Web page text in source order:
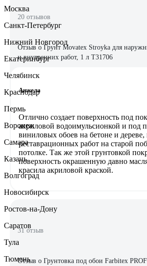
20 отзывов
Отзыв о Грунт Movatex Stroyka для
и внутренних работ, 1 л Т31706
Анжела
Отлично создает поверхность под
акриловой водоимульсионкой и под
виниловых обоев на бетоне и дереве,
реставрационных работ на старой
потолке. Так же этой грунтовкой
поверхность окрашенную давно
красила акриловой краской.
31 отзыв
Отзыв о Грунтовка под обои Farbitex PROF
Москва
Санкт-Петербург
Нижний Новгород
Екатеринбург
Челябинск
Краснодар
Пермь
Воронеж
Самара
Казань
Волгоград
Новосибирск
Ростов-на-Дону
Саратов
Тула
Тюмень